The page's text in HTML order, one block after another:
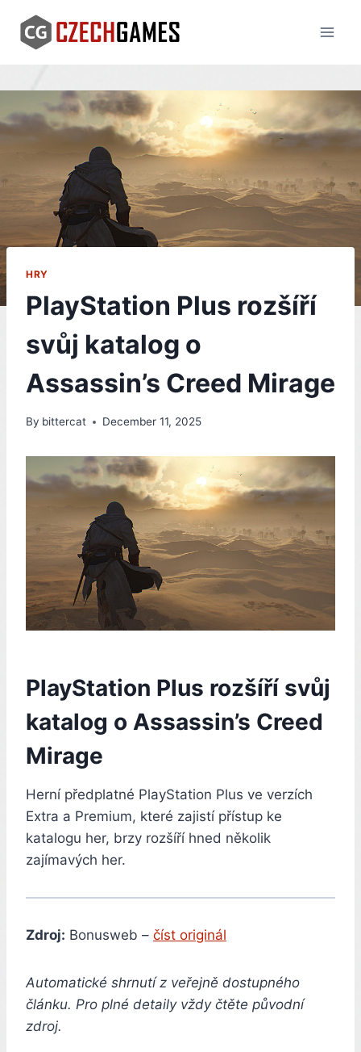
content
HRY
PlayStation Plus rozšíří
svůj katalog o
Assassin’s Creed Mirage
By bittercat December 11, 2025
PlayStation Plus rozšíří svůj
katalog o Assassin’s Creed
Mirage
Herní předplatné PlayStation Plus ve verzích
Extra a Premium, které zajistí přístup ke
katalogu her, brzy rozšíří hned několik
zajímavých her.
Zdroj: Bonusweb – číst originál
Automatické shrnutí z veřejně dostupného
článku. Pro plné detaily vždy čtěte původní
zdroj.